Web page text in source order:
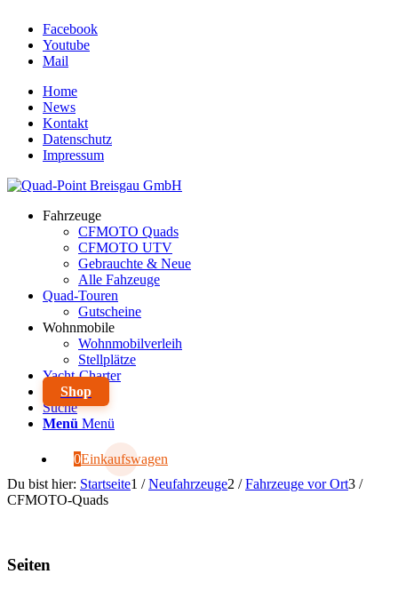
Facebook
Youtube
Mail
Home
News
Kontakt
Datenschutz
Impressum
Fahrzeuge
CFMOTO Quads
CFMOTO UTV
Gebrauchte & Neue
Alle Fahzeuge
Quad-Touren
Gutscheine
Wohnmobile
Wohnmobilverleih
Stellplätze
Yacht-Charter
Shop
Suche
Menü Menü
0Einkaufswagen
Du bist hier: Startseite1 / Neufahrzeuge2 / Fahrzeuge vor Ort3 /
CFMOTO-Quads
Seiten